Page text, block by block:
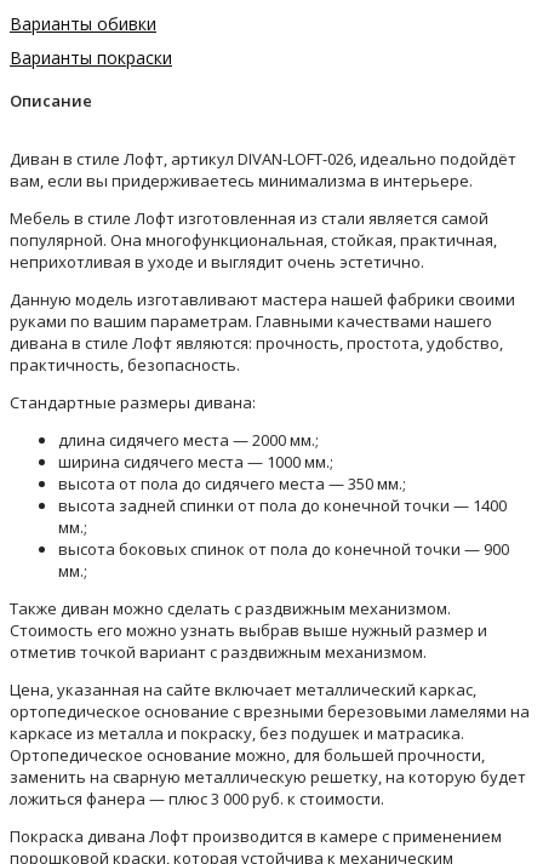
Варианты обивки
Варианты покраски
Описание
Диван в стиле Лофт, артикул DIVAN-LOFT-026, идеально подойдёт
вам, если вы придерживаетесь минимализма в интерьере.
Мебель в стиле Лофт изготовленная из стали является самой
популярной. Она многофункциональная, стойкая, практичная,
неприхотливая в уходе и выглядит очень эстетично.
Данную модель изготавливают мастера нашей фабрики своими
руками по вашим параметрам. Главными качествами нашего
дивана в стиле Лофт являются: прочность, простота, удобство,
практичность, безопасность.
Стандартные размеры дивана:
длина сидячего места — 2000 мм.;
ширина сидячего места — 1000 мм.;
высота от пола до сидячего места — 350 мм.;
высота задней спинки от пола до конечной точки — 1400
мм.;
высота боковых спинок от пола до конечной точки — 900
мм.;
Также диван можно сделать с раздвижным механизмом.
Стоимость его можно узнать выбрав выше нужный размер и
отметив точкой вариант с раздвижным механизмом.
Цена, указанная на сайте включает металлический каркас,
ортопедическое основание с врезными березовыми ламелями на
каркасе из металла и покраску, без подушек и матрасика.
Ортопедическое основание можно, для большей прочности,
заменить на сварную металлическую решетку, на которую будет
ложиться фанера — плюс 3 000 руб. к стоимости.
Покраска дивана Лофт производится в камере с применением
порошковой краски, которая устойчива к механическим